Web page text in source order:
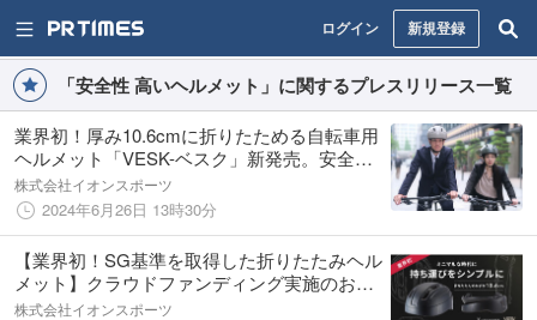
ログイン 新規登録
「安全性 高いヘルメット」に関するプレスリリース一覧
業界初！厚み10.6cmに折りたためる自転車用
ヘルメット「VESK-ベスク」新発売。安全性
とデザイン性を両立。Makuakeでも大成功！
株式会社イオンスポーツ
2024年6月26日 13時30分
【業界初！SG基準を取得した折りたたみヘル
メット】クラウドファンディング実施のお知
らせ
株式会社イオンスポーツ